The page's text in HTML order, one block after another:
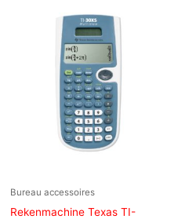
Bureau accessoires
Rekenmachine Texas TI-